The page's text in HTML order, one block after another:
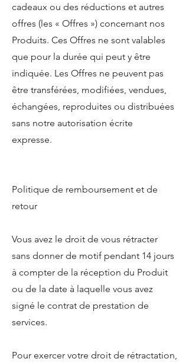
cadeaux ou des réductions et autres
offres (les « Offres ») concernant nos
Produits. Ces Offres ne sont valables
que pour la durée qui peut y être
indiquée. Les Offres ne peuvent pas
être transférées, modifiées, vendues,
échangées, reproduites ou distribuées
sans notre autorisation écrite
expresse.
Politique de remboursement et de
retour
Vous avez le droit de vous rétracter
sans donner de motif pendant 14 jours
à compter de la réception du Produit
ou de la date à laquelle vous avez
signé le contrat de prestation de
services.
Pour exercer votre droit de rétractation,